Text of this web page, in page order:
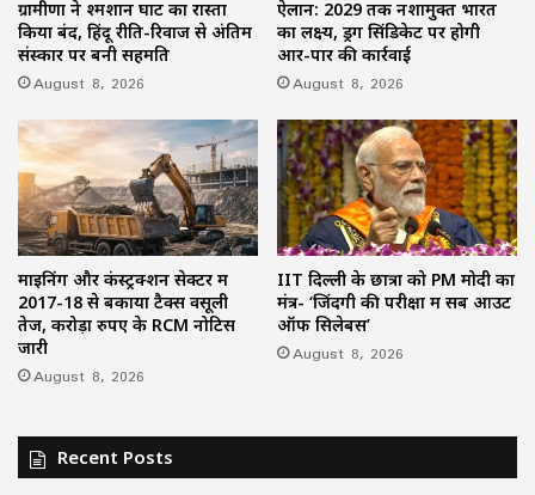
ग्रामीणों ने श्मशान घाट का रास्ता
किया बंद, हिंदू रीति-रिवाज से अंतिम
संस्कार पर बनी सहमति
August 8, 2026
ऐलान: 2029 तक नशामुक्त भारत
का लक्ष्य, ड्रग सिंडिकेट पर होगी
आर-पार की कार्रवाई
August 8, 2026
माइनिंग और कंस्ट्रक्शन सेक्टर में
2017-18 से बकाया टैक्स वसूली
तेज, करोड़ों रुपए के RCM नोटिस
जारी
August 8, 2026
IIT दिल्ली के छात्रों को PM मोदी का
मंत्र- ‘जिंदगी की परीक्षा में सब आउट
ऑफ सिलेबस’
August 8, 2026
Recent Posts